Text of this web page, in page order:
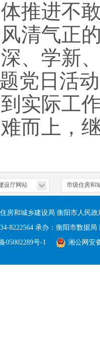
推进不
清气正
、学新
党日活
实际工
而上，
房和城乡建设局 衡阳市人民
8222564 承办：衡阳市数据
05002289号-1
湘公网安